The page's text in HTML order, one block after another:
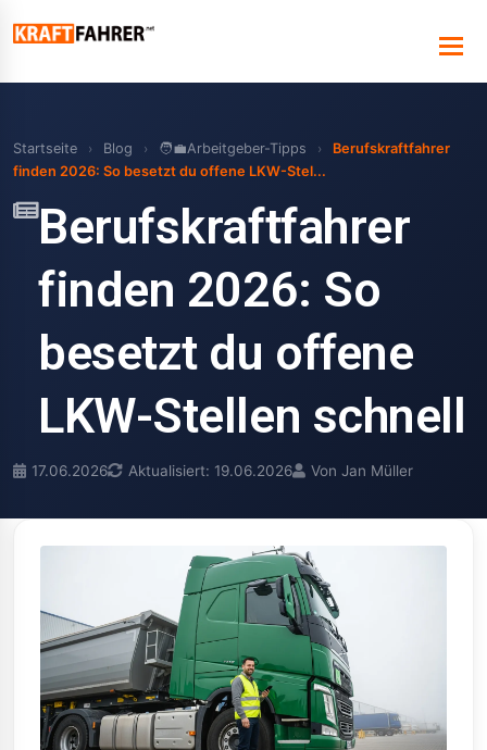
Startseite › Blog › 🧑‍💼Arbeitgeber-Tipps ›
Berufskraftfahrer
finden 2026: So besetzt du offene LKW-Stel...
Berufskraftfahrer
finden 2026: So
besetzt du offene
LKW-Stellen schnell
17.06.2026 Aktualisiert: 19.06.2026 Von Jan Müller